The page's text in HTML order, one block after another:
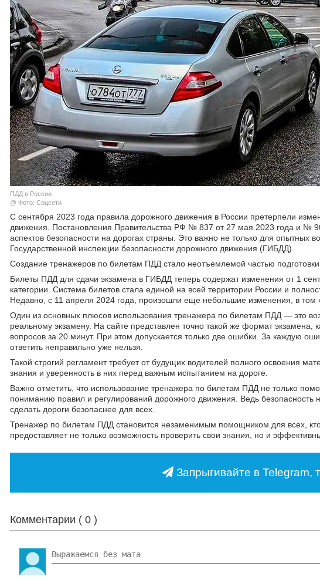
ПДД в России
@ Фото: Соцсети
С сентября 2023 года правила дорожного движения в России претерпели
движения. Постановления Правительства РФ № 837 от 27 мая 2023 года и №
аспектов безопасности на дорогах страны. Это важно не только для опытных
Государственной инспекции безопасности дорожного движения (ГИБДД).
Создание тренажеров по билетам ПДД стало неотъемлемой частью
Билеты ПДД для сдачи экзамена в ГИБДД теперь содержат изменения от 1
категории. Система билетов стала единой на всей территории России и
Недавно, с 11 апреля 2024 года, произошли еще небольшие изменения, в том
Один из основных плюсов использования тренажера по билетам ПДД — это
реальному экзамену. На сайте представлен точно такой же формат
вопросов за 20 минут. При этом допускается только две ошибки. За каждую
ответить неправильно уже нельзя.
Такой строгий регламент требует от будущих водителей полного освоения
знания и уверенность в них перед важным испытанием на дороге.
Важно отметить, что использование тренажера по билетам ПДД не только
пониманию правил и регулирований дорожного движения. Ведь безопасность
сделать дороги безопаснее для всех.
Тренажер по билетам ПДД становится незаменимым помощником для всех,
предоставляет не только возможность проверить свои знания, но и
Запрыгивайте в Telegram,
Комментарии ( 0 )